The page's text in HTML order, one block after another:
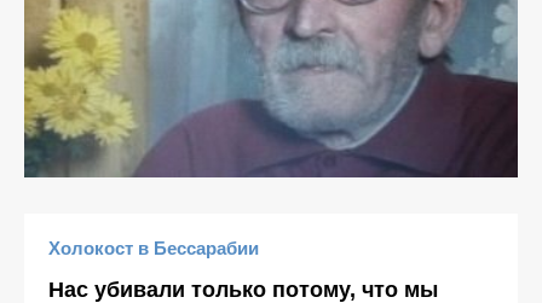
Холокост в Бессарабии
Нас убивали только потому, что мы